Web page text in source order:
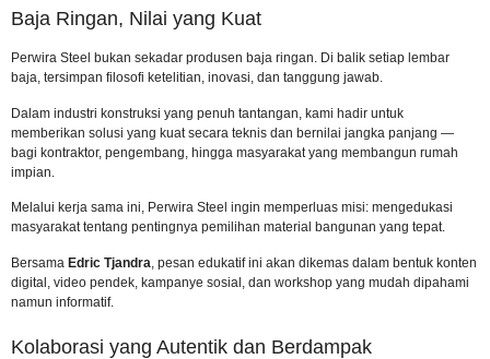
Baja Ringan, Nilai yang Kuat
Perwira Steel bukan sekadar produsen baja ringan. Di balik setiap lembar
baja, tersimpan filosofi ketelitian, inovasi, dan tanggung jawab.
Dalam industri konstruksi yang penuh tantangan, kami hadir untuk
memberikan solusi yang kuat secara teknis dan bernilai jangka panjang —
bagi kontraktor, pengembang, hingga masyarakat yang membangun rumah
impian.
Melalui kerja sama ini, Perwira Steel ingin memperluas misi: mengedukasi
masyarakat tentang pentingnya pemilihan material bangunan yang tepat.
Bersama Edric Tjandra , pesan edukatif ini akan dikemas dalam bentuk konten
digital, video pendek, kampanye sosial, dan workshop yang mudah dipahami
namun informatif.
Kolaborasi yang Autentik dan Berdampak